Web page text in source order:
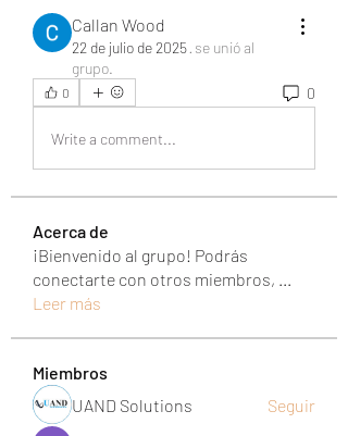
Callan Wood
22 de julio de 2025· se unió al
grupo.
0 0
Write a comment...
Acerca de
¡Bienvenido al grupo! Podrás
conectarte con otros miembros, ...
Leer más
Miembros
UAND Solutions
Seguir